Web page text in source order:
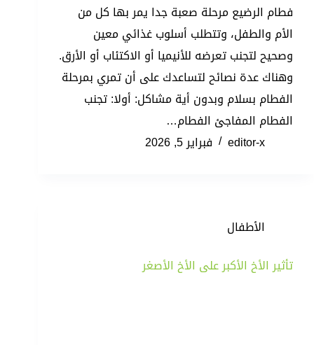
فطام الرضيع مرحلة صعبة جدا يمر بها كل من
الأم والطفل، وتتطلب أسلوب غذائي معين
وصحيح لتجنب تعرضه للأنيميا أو الاكتئاب أو الأرق.
وهناك عدة نصائح لتساعدك على أن تمري بمرحلة
الفطام بسلام وبدون أية مشاكل: أولا: تجنب
الفطام المفاجئ الفطام…
editor-x
فبراير 5, 2026
الأطفال
تأثير الأخ الأكبر على الأخ الأصغر